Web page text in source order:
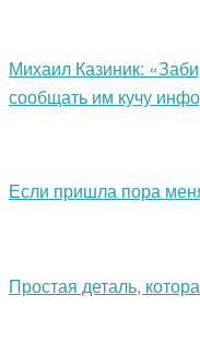
Михаил Казиник:
сообщать им кучу
Если пришла пора
Простая деталь,